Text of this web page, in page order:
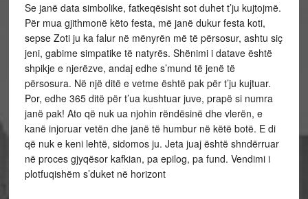
Se janë data simbolike, fatkeqësisht sot duhet t’ju kujtojmë.
Për mua gjithmonë këto festa, më janë dukur festa koti,
sepse Zoti ju ka falur në mënyrën më të përsosur, ashtu siç
jeni, gabime simpatike të natyrës. Shënimi i datave është
shpikje e njerëzve, andaj edhe s’mund të jenë të
përsosura. Në një ditë e vetme është pak për t’ju kujtuar.
Por, edhe 365 ditë për t’ua kushtuar juve, prapë si numra
janë pak! Ato që nuk ua njohin rëndësinë dhe vlerën, e
kanë injoruar vetën dhe janë të humbur në këtë botë. E di
që nuk e keni lehtë, sidomos ju. Jeta juaj është shndërruar
në proces gjyqësor kafkian, pa epilog, pa fund. Vendimi i
plotfuqishëm s’duket në horizont